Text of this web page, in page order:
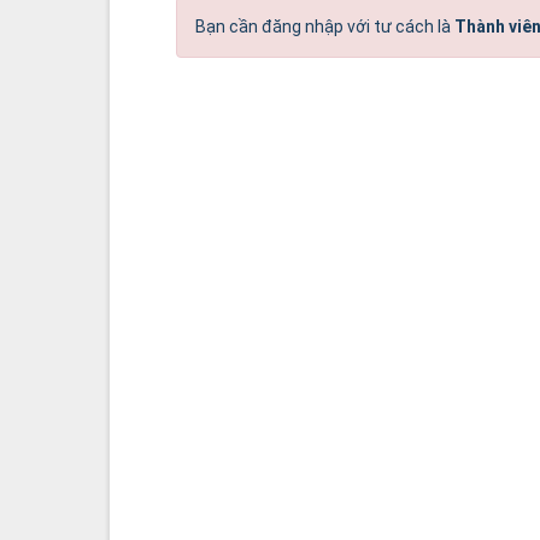
Bạn cần đăng nhập với tư cách là Thành